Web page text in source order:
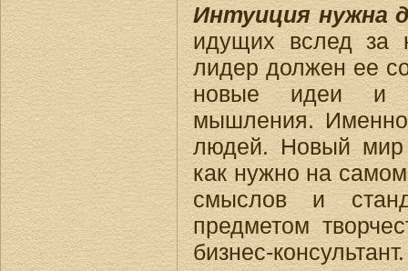
Интуиция нужна
идущих вслед за
лидер должен ее
новые идеи и
мышления. Именно
людей. Новый мир
как нужно на
смыслов и
предметом
бизнес-консультант.